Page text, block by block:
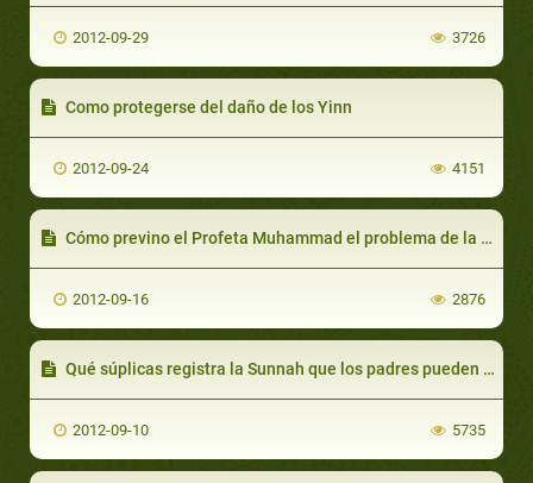
2012-09-29 3726
Como protegerse del daño de los Yinn
2012-09-24 4151
Cómo previno el Profeta Muhammad el problema de la violencia y el terrorismo (Parte 1)
2012-09-16 2876
Qué súplicas registra la Sunnah que los padres pueden decir por su hijo cuando enferma
2012-09-10 5735